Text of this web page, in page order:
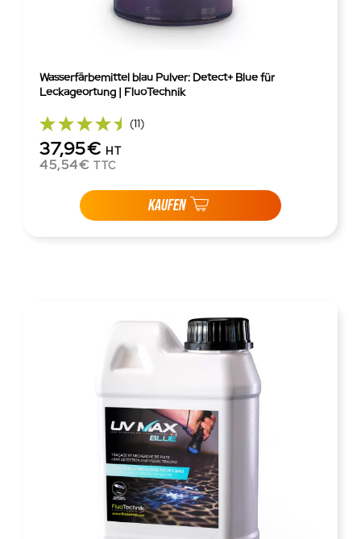
Wasserfärbemittel blau Pulver: Detect+ Blue für
Leckageortung | FluoTechnik
(11)
37,95€ HT
45,54€ TTC
KAUFEN